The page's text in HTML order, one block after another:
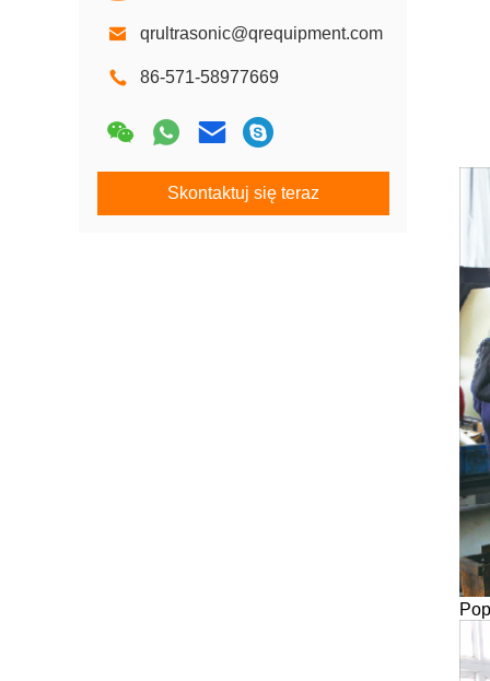
qrultrasonic@qrequipment.com
86-571-58977669
Skontaktuj się teraz